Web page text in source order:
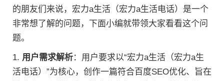
的朋友们来说，宏力a生活（宏力a生活电话）是一个
非常想了解的问题，下面小编就带领大家看看这个问
题。
1. 用户需求解析：用户要求以“宏力a生活（宏力a生
活电话）”为核心，创作一篇符合百度SEO优化、旨在